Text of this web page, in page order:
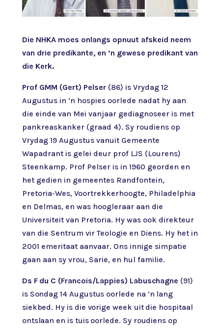
Die NHKA moes onlangs opnuut afskeid neem
van drie predikante, en ’n gewese predikant van
die Kerk.
Prof GMM (Gert) Pelser(86) is Vrydag 12
Augustus in ’n hospies oorlede nadat hy aan
die einde van Mei vanjaar gediagnoseer is met
pankreaskanker (graad 4). Sy roudiens op
Vrydag 19 Augustus vanuit Gemeente
Wapadrant is gelei deur prof LJS (Lourens)
Steenkamp. Prof Pelser is in 1960 georden en
het gedien in gemeentes Randfontein,
Pretoria-Wes, Voortrekkerhoogte, Philadelphia
en Delmas, en was hoogleraar aan die
Universiteit van Pretoria. Hy was ook direkteur
van die Sentrum vir Teologie en Diens. Hy het in
2001 emeritaat aanvaar. Ons innige simpatie
gaan aan sy vrou, Sarie, en hul familie.
Ds F du C (Francois/Lappies) Labuschagne (91)
is Sondag 14 Augustus oorlede na ’n lang
siekbed. Hy is die vorige week uit die hospitaal
ontslaan en is tuis oorlede. Sy roudiens op